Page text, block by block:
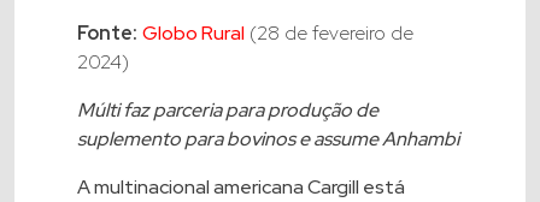
Fonte: Globo Rural (28 de fevereiro de
2024)
Múlti faz parceria para produção de
suplemento para bovinos e assume Anhambi
A multinacional americanaCargill está